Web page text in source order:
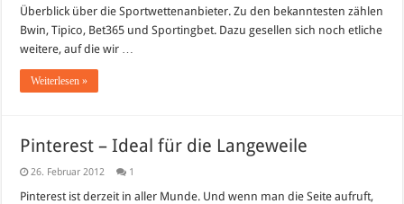
Überblick über die Sportwettenanbieter. Zu den bekanntesten zählen
Bwin, Tipico, Bet365 und Sportingbet. Dazu gesellen sich noch etliche
weitere, auf die wir …
Weiterlesen »
Pinterest – Ideal für die Langeweile
26. Februar 2012 1
Pinterest ist derzeit in aller Munde. Und wenn man die Seite aufruft,